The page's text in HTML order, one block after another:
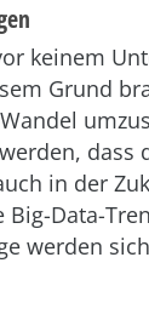
keinem
Grund
in der
Data-
werden